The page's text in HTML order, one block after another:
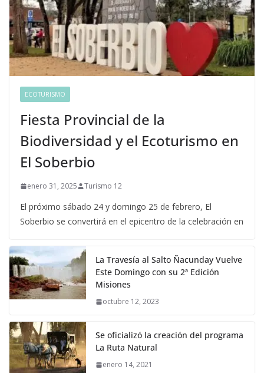
ECOTURISMO
Fiesta Provincial de la
Biodiversidad y el Ecoturismo en
El Soberbio
enero 31, 2025 Turismo 12
El próximo sábado 24 y domingo 25 de febrero, El
Soberbio se convertirá en el epicentro de la celebración en
La Travesía al Salto Ñacunday Vuelve
Este Domingo con su 2ª Edición
Misiones
octubre 12, 2023
Se oficializó la creación del programa
La Ruta Natural
enero 14, 2021